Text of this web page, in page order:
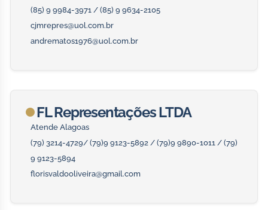
(85) 9 9984-3971 / (85) 9 9634-2105
cjmrepres@uol.com.br
andrematos1976@uol.com.br
FL Representações LTDA
Atende Alagoas
(79) 3214-4729/ (79)9 9123-5892 / (79)9 9890-1011 / (79)
9 9123-5894
florisvaldooliveira@gmail.com